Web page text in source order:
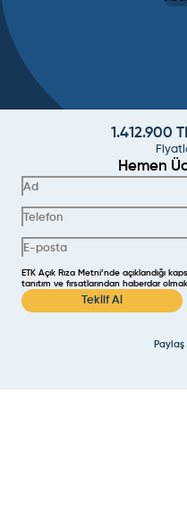
1.412.900
Hemen
ETK Açık Rıza Metni’nde açıklandığı
tanıtım ve fırsatlarından haberdar
Teklif Al
Paylaş